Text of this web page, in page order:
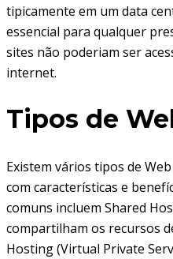
tipicamente em um data
essencial para qualquer
sites não poderiam ser
internet.
Tipos de
Existem vários tipos de
com características e
comuns incluem Shared
compartilham os recursos
Hosting (Virtual Private